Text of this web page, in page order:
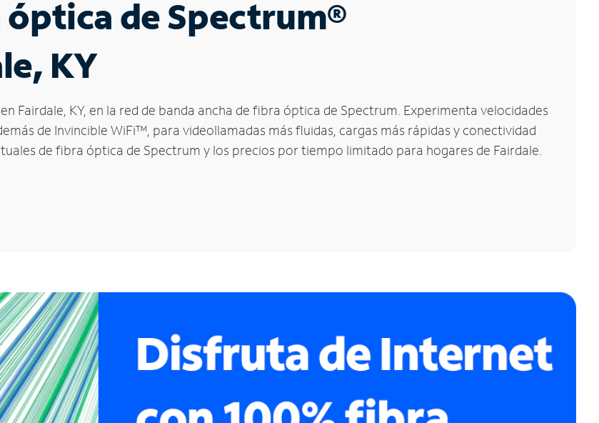
de Spectrum®
KY
Fairdale, KY, en la red de banda ancha de fibra óptica de Spectrum. Experimenta velocidades
de Invincible WiFi™, para videollamadas más fluidas, cargas más rápidas y conectividad
de fibra óptica de Spectrum y los precios por tiempo limitado para hogares de Fairdale.